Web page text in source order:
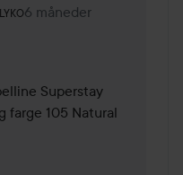
på Lyko.
6 måneder
Kommentaren lades 6
Superstay
farge 105 Natural